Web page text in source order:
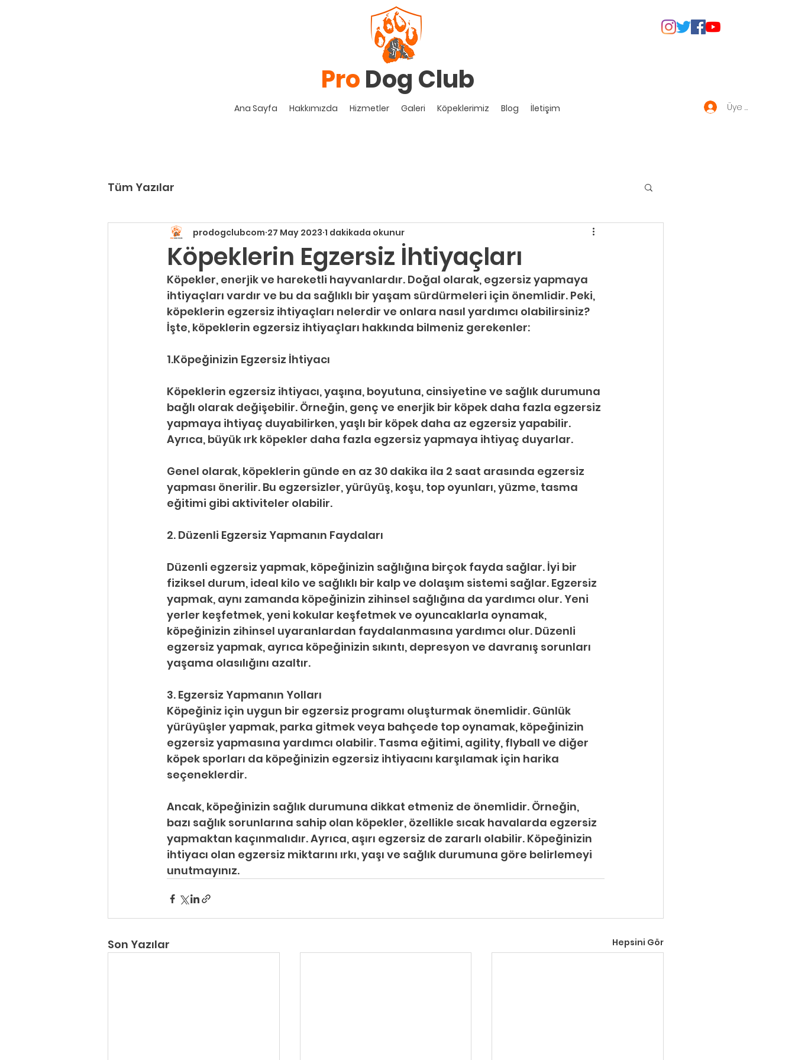
Ana Sayfa Hakkımızda Hizmetler Galeri Köpeklerimiz Blog İletişim Üye Giriş
ProDog Club
Tüm Yazılar
Köpeklerin Egzersiz İhtiyaçları
prodogclubcom 27 May 2023 1 dakikada okunur
Köpekler, enerjik ve hareketli hayvanlardır. Doğal olarak, egzersiz yapmaya
ihtiyaçları vardır ve bu da sağlıklı bir yaşam sürdürmeleri için önemlidir. Peki,
köpeklerin egzersiz ihtiyaçları nelerdir ve onlara nasıl yardımcı olabilirsiniz?
İşte, köpeklerin egzersiz ihtiyaçları hakkında bilmeniz gerekenler:
1.Köpeğinizin Egzersiz İhtiyacı
Köpeklerin egzersiz ihtiyacı, yaşına, boyutuna, cinsiyetine ve sağlık durumuna
bağlı olarak değişebilir. Örneğin, genç ve enerjik bir köpek daha fazla egzersiz
yapmaya ihtiyaç duyabilirken, yaşlı bir köpek daha az egzersiz yapabilir.
Ayrıca, büyük ırk köpekler daha fazla egzersiz yapmaya ihtiyaç duyarlar.
Genel olarak, köpeklerin günde en az 30 dakika ila 2 saat arasında egzersiz
yapması önerilir. Bu egzersizler, yürüyüş, koşu, top oyunları, yüzme, tasma
eğitimi gibi aktiviteler olabilir.
2. Düzenli Egzersiz Yapmanın Faydaları
Düzenli egzersiz yapmak, köpeğinizin sağlığına birçok fayda sağlar. İyi bir
fiziksel durum, ideal kilo ve sağlıklı bir kalp ve dolaşım sistemi sağlar. Egzersiz
yapmak, aynı zamanda köpeğinizin zihinsel sağlığına da yardımcı olur. Yeni
yerler keşfetmek, yeni kokular keşfetmek ve oyuncaklarla oynamak,
köpeğinizin zihinsel uyaranlardan faydalanmasına yardımcı olur. Düzenli
egzersiz yapmak, ayrıca köpeğinizin sıkıntı, depresyon ve davranış sorunları
yaşama olasılığını azaltır.
3. Egzersiz Yapmanın Yolları
Köpeğiniz için uygun bir egzersiz programı oluşturmak önemlidir. Günlük
yürüyüşler yapmak, parka gitmek veya bahçede top oynamak, köpeğinizin
egzersiz yapmasına yardımcı olabilir. Tasma eğitimi, agility, flyball ve diğer
köpek sporları da köpeğinizin egzersiz ihtiyacını karşılamak için harika
seçeneklerdir.
Ancak, köpeğinizin sağlık durumuna dikkat etmeniz de önemlidir. Örneğin,
bazı sağlık sorunlarına sahip olan köpekler, özellikle sıcak havalarda egzersiz
yapmaktan kaçınmalıdır. Ayrıca, aşırı egzersiz de zararlı olabilir. Köpeğinizin
ihtiyacı olan egzersiz miktarını ırkı, yaşı ve sağlık durumuna göre belirlemeyi
unutmayınız.
Son Yazılar Hepsini Gör